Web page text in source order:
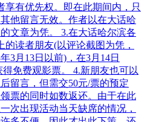
享有优先权。即在此期间内，只
他留言无效。作者以在大话哈
文章为凭。 3.在大话哈尔滨各
的读者朋友(以评论截图为凭，
3月13日以前)，在3月14日
得免费观影票。 4.新朋友也可以
留言，但需交50元/票的预定
票的同时如数返还。由于在此
次出现活动当天缺席的情况，